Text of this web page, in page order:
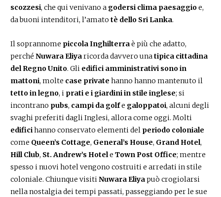
scozzesi, che qui venivano a godersi clima paesaggioe,
da buoni intenditori, l’amato tè dello Sri Lanka.
Il soprannome piccola Inghilterraè più che adatto,
perché Nuwara Eliyaricorda davvero unatipica cittadina
del Regno Unito. Gli edifici amministrativi sono in
mattoni, molte case private hanno hanno mantenuto il
tetto in legno, i prati e i giardini in stile inglese; si
incontrano pubs, campi da golfe galoppatoi, alcuni degli
svaghi preferiti dagli Inglesi, allora come oggi. Molti
edificihanno conservato elementi del periodo coloniale
come Queen’s Cottage, General’s House, Grand Hotel,
Hill Club, St. Andrew’s Hotele Town Post Office; mentre
spesso i nuovi hotel vengono costruiti e arredati in stile
coloniale. Chiunque visitiNuwara Eliyapuò crogiolarsi
nella nostalgia dei tempi passati, passeggiando per le sue